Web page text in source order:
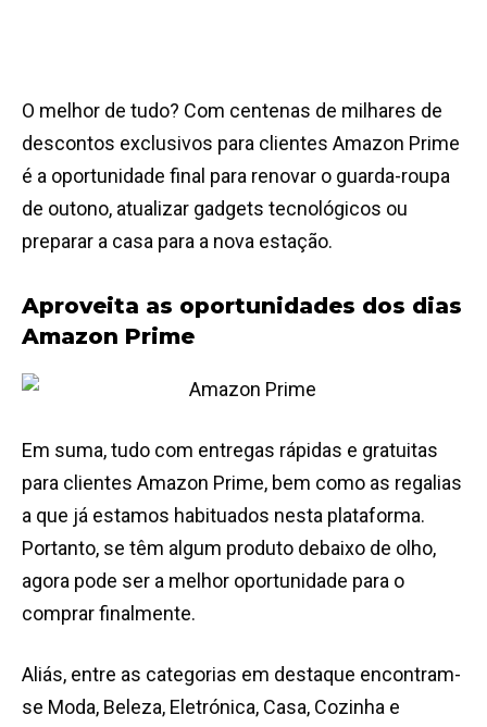
O melhor de tudo? Com centenas de milhares de
descontos exclusivos para clientes Amazon Prime
é a oportunidade final para renovar o guarda-roupa
de outono, atualizar gadgets tecnológicos ou
preparar a casa para a nova estação.
Aproveita as oportunidades dos dias
Amazon Prime
Em suma, tudo com entregas rápidas e gratuitas
para clientes Amazon Prime, bem como as regalias
a que já estamos habituados nesta plataforma.
Portanto, se têm algum produto debaixo de olho,
agora pode ser a melhor oportunidade para o
comprar finalmente.
Aliás, entre as categorias em destaque encontram-
se Moda, Beleza, Eletrónica, Casa, Cozinha e